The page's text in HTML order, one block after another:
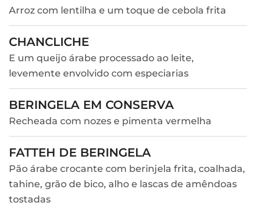
Arroz com lentilha e um toque de cebola frita
CHANCLICHE
E um queijo árabe processado ao leite,
levemente envolvido com especiarias
BERINGELA EM CONSERVA
Recheada com nozes e pimenta vermelha
FATTEH DE BERINGELA
Pão árabe crocante com berinjela frita, coalhada,
tahine, grão de bico, alho e lascas de amêndoas
tostadas